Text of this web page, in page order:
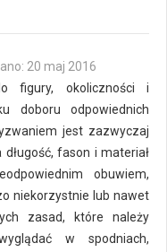
20 maj 2016
figury, okoliczności i
doboru odpowiednich
jest zazwyczaj
fason i materiał
obuwiem,
niekorzystnie lub nawet
zasad, które należy
w spodniach,